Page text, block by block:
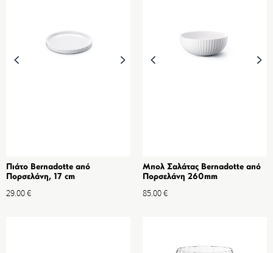
Πιάτο Bernadotte από
Πορσελάνη, 17 cm
29.00€
Μπολ Σαλάτας Bernadotte από
Πορσελάνη 260mm
85.00€